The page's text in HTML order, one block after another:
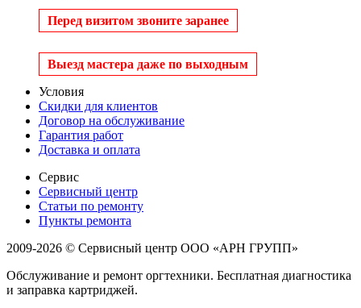
Перед визитом звоните заранее
Выезд мастера даже по выходным
Условия
Скидки для клиентов
Договор на обслуживание
Гарантия работ
Доставка и оплата
Сервис
Сервисный центр
Статьи по ремонту
Пункты ремонта
2009-2026 © Сервисный центр ООО «АРН ГРУПП»
Обслуживание и ремонт оргтехники. Бесплатная диагностика
и заправка картриджей.